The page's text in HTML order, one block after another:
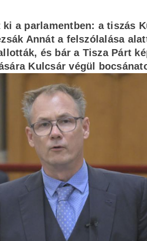
a parlamentben: a tiszás
Annát a felszólalása
és bár a Tisza Párt
Kulcsár végül